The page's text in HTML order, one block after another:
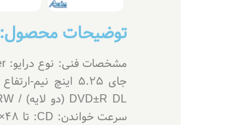
توضیحات محصول: